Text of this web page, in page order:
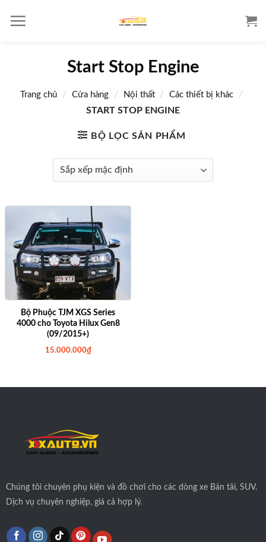
Start Stop Engine
Trang chủ / Cửa hàng / Nội thất / Các thiết bị khác
/
START STOP ENGINE
BỘ LỌC SẢN PHẨM
Bộ Phuộc TJM XGS Series
4000 cho Toyota Hilux Gen8
(09/2015+)
15.000.000₫
Chúng tôichuyên phụ kiện và đồ chơi cho các dòng xe Bán tải, SUV.
Dịch vụ chuyên nghiệp, giá cả hợp lý.